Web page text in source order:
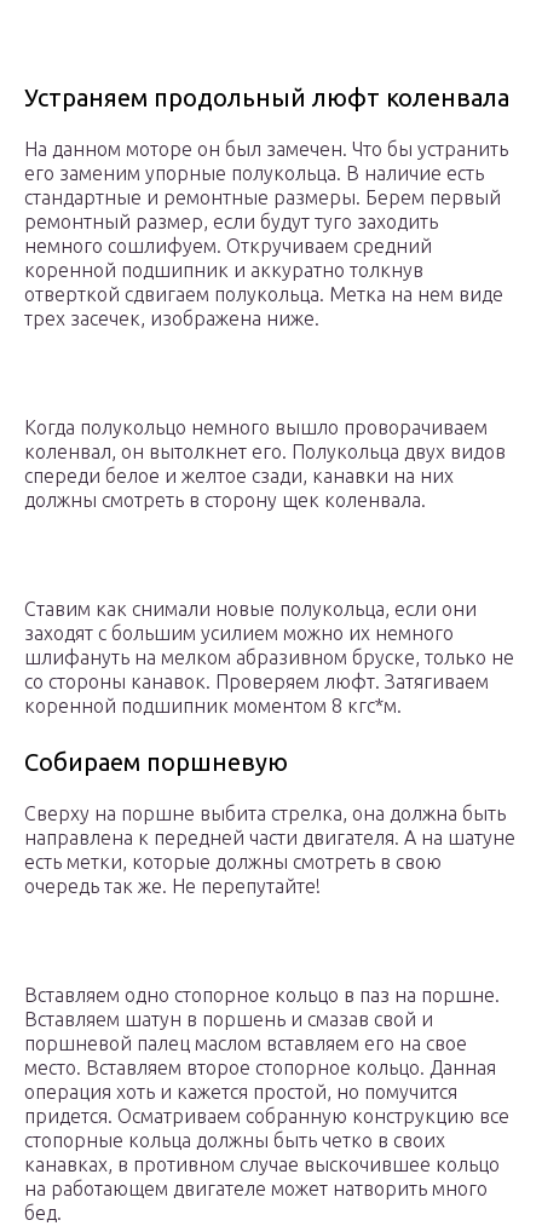
Устраняем продольный люфт коленвала
На данном моторе он был замечен. Что бы устранить
его заменим упорные полукольца. В наличие есть
стандартные и ремонтные размеры. Берем первый
ремонтный размер, если будут туго заходить
немного сошлифуем. Откручиваем средний
коренной подшипник и аккуратно толкнув
отверткой сдвигаем полукольца. Метка на нем виде
трех засечек, изображена ниже.
Когда полукольцо немного вышло проворачиваем
коленвал, он вытолкнет его. Полукольца двух видов
спереди белое и желтое сзади, канавки на них
должны смотреть в сторону щек коленвала.
Ставим как снимали новые полукольца, если они
заходят с большим усилием можно их немного
шлифануть на мелком абразивном бруске, только не
со стороны канавок. Проверяем люфт. Затягиваем
коренной подшипник моментом 8 кгс*м.
Собираем поршневую
Сверху на поршне выбита стрелка, она должна быть
направлена к передней части двигателя. А на шатуне
есть метки, которые должны смотреть в свою
очередь так же. Не перепутайте!
Вставляем одно стопорное кольцо в паз на поршне.
Вставляем шатун в поршень и смазав свой и
поршневой палец маслом вставляем его на свое
место. Вставляем второе стопорное кольцо. Данная
операция хоть и кажется простой, но помучится
придется. Осматриваем собранную конструкцию все
стопорные кольца должны быть четко в своих
канавках, в противном случае выскочившее кольцо
на работающем двигателе может натворить много
бед.